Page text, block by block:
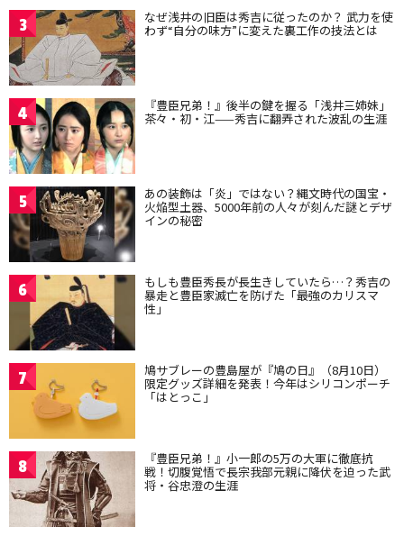
3 なぜ浅井の旧臣は秀吉に従ったのか？ 武力を使
わず“自分の味方”に変えた裏工作の技法とは
4 『豊臣兄弟！』後半の鍵を握る「浅井三姉妹」
茶々・初・江——秀吉に翻弄された波乱の生涯
5 あの装飾は「炎」ではない？縄文時代の国宝・
火焔型土器、5000年前の人々が刻んだ謎とデザ
インの秘密
6 もしも豊臣秀長が長生きしていたら…？秀吉の
暴走と豊臣家滅亡を防げた「最強のカリスマ
性」
7 鳩サブレーの豊島屋が『鳩の日』（8月10日）
限定グッズ詳細を発表！今年はシリコンポーチ
「はとっこ」
8 『豊臣兄弟！』小一郎の5万の大軍に徹底抗
戦！切腹覚悟で長宗我部元親に降伏を迫った武
将・谷忠澄の生涯